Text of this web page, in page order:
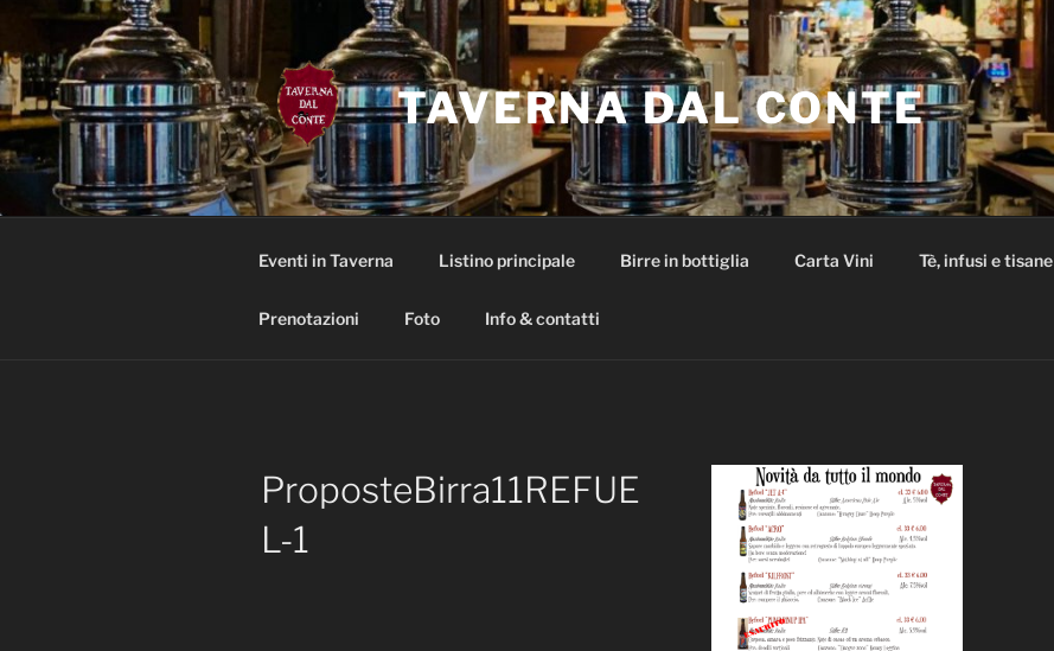
contenuto
TAVERNA DAL CONTE
Eventi in Taverna Listino principale Birre in bottiglia Carta Vini Tè, infusi e tisane
Prenotazioni Foto Info & contatti
ProposteBirra11REFUE
L-1